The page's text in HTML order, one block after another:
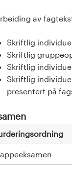
av
Skriftlig
Skriftlig
Skriftlig
Skriftlig
presentert på